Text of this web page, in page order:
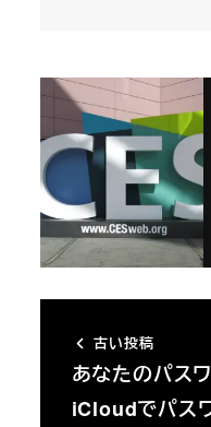
古い投稿
あなたのパス
iCloudでパス